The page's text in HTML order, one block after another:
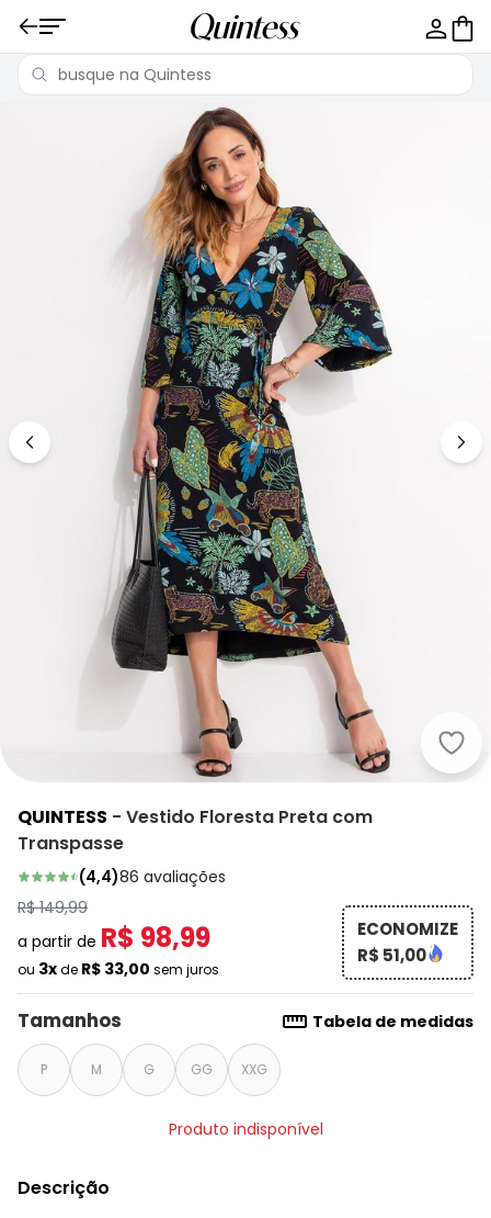
QUINTESS - Vestido Floresta Preta com
Transpasse
(4,4)86 avaliações
R$ 149,99
a partir de R$ 98,99
ou 3xde R$ 33,00 sem juros
ECONOMIZE
R$ 51,00
Tamanhos Tabela de medidas
P M G GG XXG
Produto indisponível
Descrição